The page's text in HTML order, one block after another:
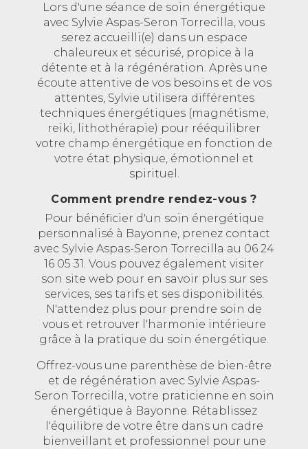
Lors d'une séance de soin énergétique
avec Sylvie Aspas-Seron Torrecilla, vous
serez accueilli(e) dans un espace
chaleureux et sécurisé, propice à la
détente et à la régénération. Après une
écoute attentive de vos besoins et de vos
attentes, Sylvie utilisera différentes
techniques énergétiques (magnétisme,
reiki, lithothérapie) pour rééquilibrer
votre champ énergétique en fonction de
votre état physique, émotionnel et
spirituel.
Comment prendre rendez-vous ?
Pour bénéficier d'un soin énergétique
personnalisé à Bayonne, prenez contact
avec Sylvie Aspas-Seron Torrecilla au 06 24
16 05 31. Vous pouvez également visiter
son site web pour en savoir plus sur ses
services, ses tarifs et ses disponibilités.
N'attendez plus pour prendre soin de
vous et retrouver l'harmonie intérieure
grâce à la pratique du soin énergétique.
Offrez-vous une parenthèse de bien-être
et de régénération avec Sylvie Aspas-
Seron Torrecilla, votre praticienne en soin
énergétique à Bayonne. Rétablissez
l'équilibre de votre être dans un cadre
bienveillant et professionnel pour une